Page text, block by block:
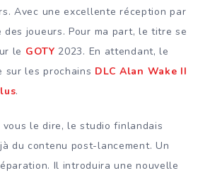
Avec une excellente réception par
des joueurs. Pour ma part, le titre se
le GOTY 2023. En attendant, le
sur les prochains DLC Alan Wake II
.
vous le dire, le studio finlandais
du contenu post-lancement. Un
Il introduira une nouvelle